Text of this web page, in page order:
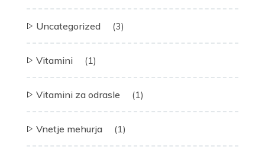
Uncategorized (3)
Vitamini (1)
Vitamini za odrasle (1)
Vnetje mehurja (1)